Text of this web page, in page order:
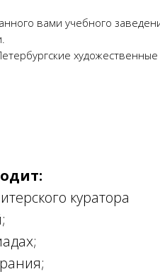
вами учебного
куратора